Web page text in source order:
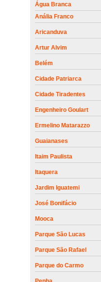
Água Branca
Anália Franco
Aricanduva
Artur Alvim
Belém
Cidade Patriarca
Cidade Tiradentes
Engenheiro Goulart
Ermelino Matarazzo
Guaianases
Itaim Paulista
Itaquera
Jardim Iguatemi
José Bonifácio
Mooca
Parque São Lucas
Parque São Rafael
Parque do Carmo